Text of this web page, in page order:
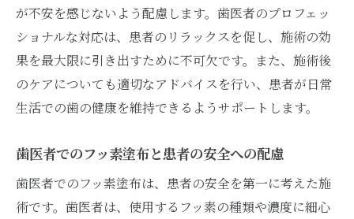
が不安を感じないよう配慮します。歯医者のプロフェッ
ショナルな対応は、患者のリラックスを促し、施術の効
果を最大限に引き出すために不可欠です。また、施術後
のケアについても適切なアドバイスを行い、患者が日常
生活での歯の健康を維持できるようサポートします。
歯医者でのフッ素塗布と患者の安全への配慮
歯医者でのフッ素塗布は、患者の安全を第一に考えた施
術です。歯医者は、使用するフッ素の種類や濃度に細心